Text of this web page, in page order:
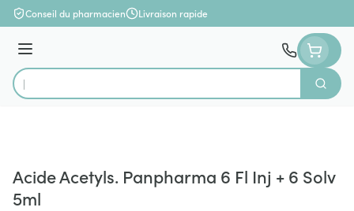
Aller au contenu
Conseil du pharmacien Livraison rapide
Menu
Rechercher
Acide Acetyls. Panpharma 6 Fl Inj + 6 Solv
5ml